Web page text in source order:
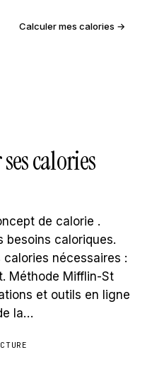
Calculer mes calories →
calories
de calorie .
besoins caloriques.
nécessaires :
Méthode Mifflin-St
et outils en ligne
la…